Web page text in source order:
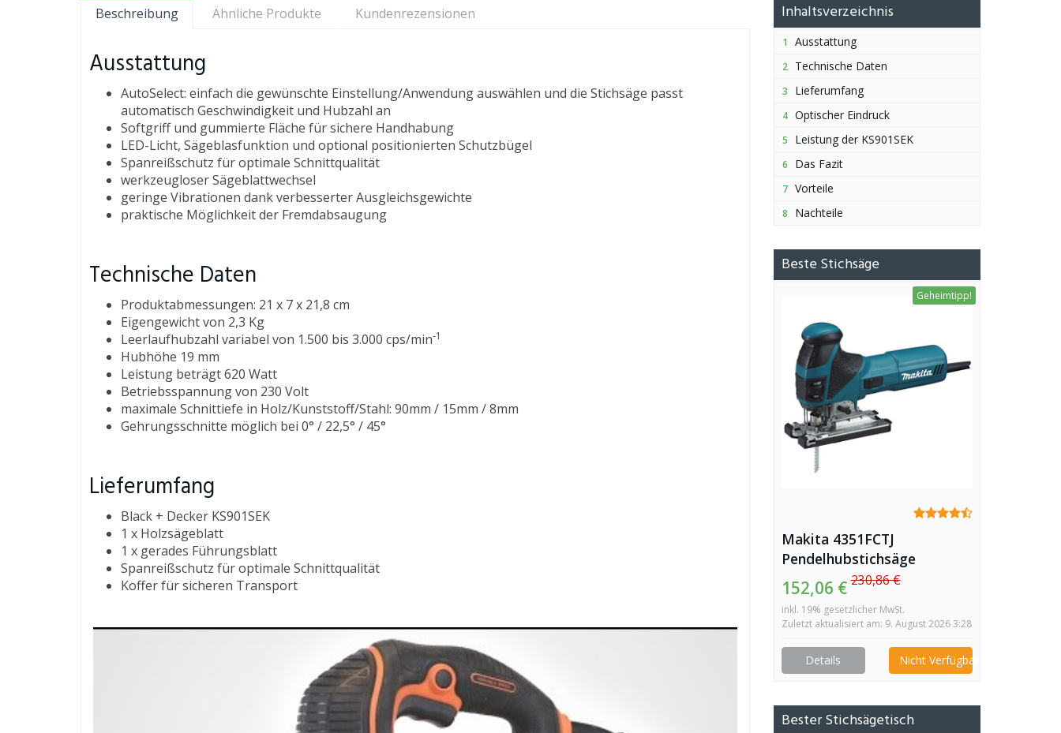
Beschreibung Ähnliche Produkte Kundenrezensionen
Ausstattung
AutoSelect: einfach die gewünschte Einstellung/Anwendung auswählen und die Stichsäge passt
automatisch Geschwindigkeit und Hubzahl an
Softgriff und gummierte Fläche für sichere Handhabung
LED-Licht, Sägeblasfunktion und optional positionierten Schutzbügel
Spanreißschutz für optimale Schnittqualität
werkzeugloser Sägeblattwechsel
geringe Vibrationen dank verbesserter Ausgleichsgewichte
praktische Möglichkeit der Fremdabsaugung
Technische Daten
Produktabmessungen: 21 x 7 x 21,8 cm
Eigengewicht von 2,3 Kg
Leerlaufhubzahl variabel von 1.500 bis 3.000 cps/min-1
Hubhöhe 19 mm
Leistung beträgt 620 Watt
Betriebsspannung von 230 Volt
maximale Schnittiefe in Holz/Kunststoff/Stahl: 90mm / 15mm / 8mm
Gehrungsschnitte möglich bei 0° / 22,5° / 45°
Lieferumfang
Black + Decker KS901SEK
1 x Holzsägeblatt
1 x gerades Führungsblatt
Spanreißschutz für optimale Schnittqualität
Koffer für sicheren Transport
Inhaltsverzeichnis
1 Ausstattung
2 Technische Daten
3 Lieferumfang
4 Optischer Eindruck
5 Leistung der KS901SEK
6 Das Fazit
7 Vorteile
8 Nachteile
Beste Stichsäge
Geheimtipp!
Makita 4351FCTJ
Pendelhubstichsäge
152,06 €230,86 €
inkl. 19% gesetzlicher MwSt.
Zuletzt aktualisiert am: 9. August 2026 3:28
Details Nicht Verfügbar
Bester Stichsägetisch